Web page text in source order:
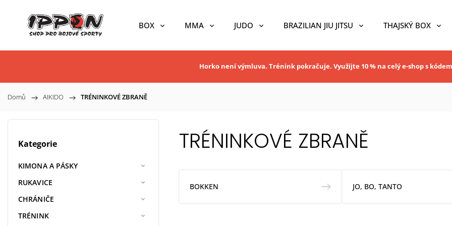
BOX MMA JUDO BRAZILIAN JIU JITSU THAJSKÝ BOX
Horko není výmluva. Trénink pokračuje. Využijte 10 % na celý e-shop s kódem
Domů / AIKIDO / TRÉNINKOVÉ ZBRANĚ
Kategorie
KIMONA A PÁSKY
RUKAVICE
CHRÁNIČE
TRÉNINK
TRÉNINKOVÉ ZBRANĚ
BOKKEN JO, BO, TANTO